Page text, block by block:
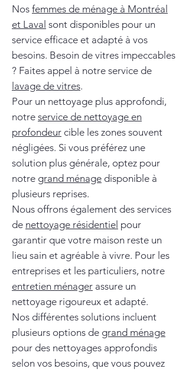
Nos femmes de ménage à Montréal
et Laval sont disponibles pour un
service efficace et adapté à vos
besoins. Besoin de vitres impeccables
? Faites appel à notre service de
lavage de vitres.
Pour un nettoyage plus approfondi,
notre service de nettoyage en
profondeur cible les zones souvent
négligées. Si vous préférez une
solution plus générale, optez pour
notre grand ménage disponible à
plusieurs reprises.
Nous offrons également des services
de nettoyage résidentiel pour
garantir que votre maison reste un
lieu sain et agréable à vivre. Pour les
entreprises et les particuliers, notre
entretien ménager assure un
nettoyage rigoureux et adapté.
Nos différentes solutions incluent
plusieurs options de grand ménage
pour des nettoyages approfondis
selon vos besoins, que vous pouvez